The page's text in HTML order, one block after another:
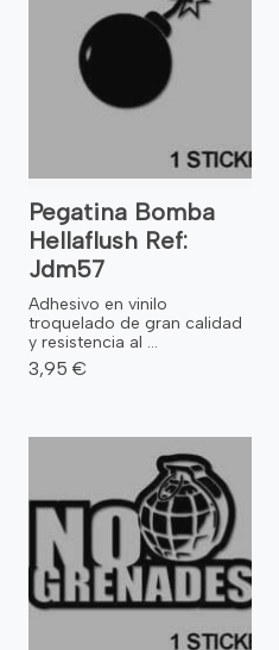
Pegatina Bomba
Hellaflush Ref:
Jdm57
Adhesivo en vinilo
troquelado de gran calidad
y resistencia al ...
3,95 €